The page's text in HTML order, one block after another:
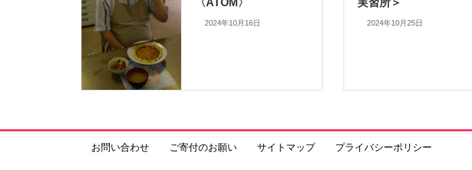
〈ATOM〉
2024年10月16日
実習所＞
2024年10月25日
お問い合わせ ご寄付のお願い サイトマップ プライバシーポリシー